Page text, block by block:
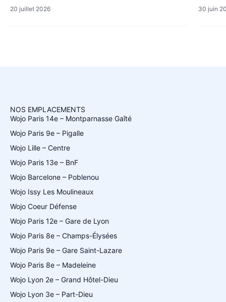
20 juillet 2026 30 juin
NOS EMPLACEMENTS
Wojo Paris 14e – Montparnasse Gaîté
Wojo Paris 9e – Pigalle
Wojo Lille – Centre
Wojo Paris 13e – BnF
Wojo Barcelone – Poblenou
Wojo Issy Les Moulineaux
Wojo Coeur Défense
Wojo Paris 12e – Gare de Lyon
Wojo Paris 8e – Champs-Élysées
Wojo Paris 9e – Gare Saint-Lazare
Wojo Paris 8e – Madeleine
Wojo Lyon 2e – Grand Hôtel-Dieu
Wojo Lyon 3e – Part-Dieu